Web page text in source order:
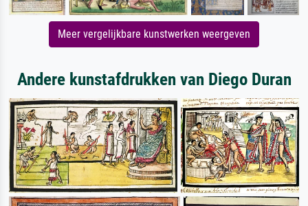
Meer vergelijkbare kunstwerken weergeven
Andere kunstafdrukken van Diego Duran